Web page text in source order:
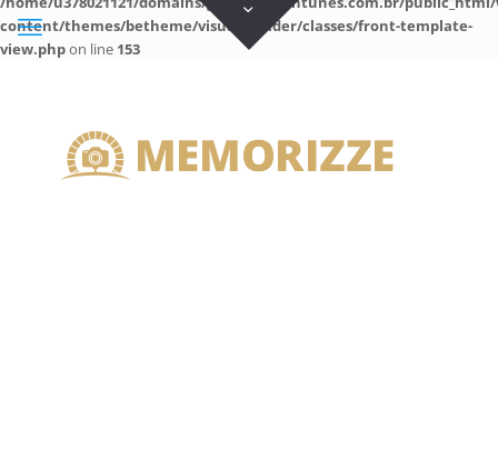
content/themes/betheme/visual-builder/classes/front-template-
view.phpon line 153